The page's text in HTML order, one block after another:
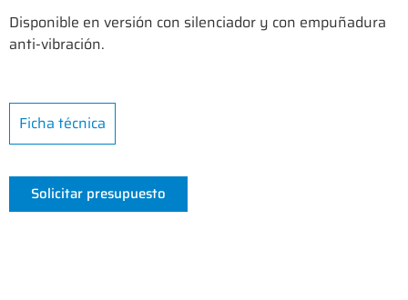
Disponible en versión con silenciador y con empuñadura
anti-vibración.
Ficha técnica
Solicitar presupuesto